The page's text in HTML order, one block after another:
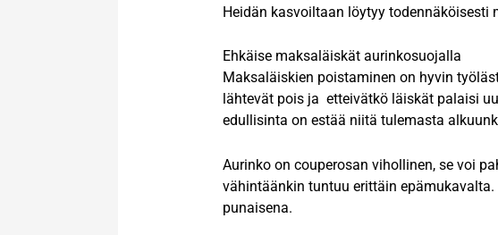
Heidän kasvoiltaan löytyy
Ehkäise maksaläiskät aurinkosuojalla
Maksaläiskien poistaminen on hyvin
lähtevät pois ja etteivätkö läiskät palaisi
edullisinta on estää niitä tulemasta
Aurinko on couperosan vihollinen, se voi
vähintäänkin tuntuu erittäin
punaisena.